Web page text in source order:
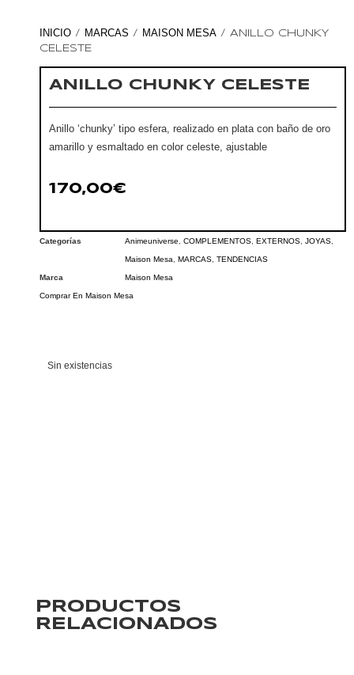
INICIO / MARCAS / MAISON MESA / ANILLO CHUNKY
CELESTE
ANILLO CHUNKY CELESTE
Anillo ‘chunky’ tipo esfera, realizado en plata con baño de oro
amarillo y esmaltado en color celeste, ajustable
170,00€
Categorías Animeuniverse, COMPLEMENTOS, EXTERNOS, JOYAS,
Maison Mesa, MARCAS, TENDENCIAS
Marca Maison Mesa
Comprar En Maison Mesa
Sin existencias
PRODUCTOS
RELACIONADOS